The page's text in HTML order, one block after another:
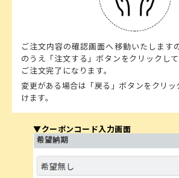
ご注文内容の確認画面へ移動いたします
のうえ「注文する」ボタンをクリックして
ご注文完了になります。
変更がある場合は「戻る」ボタンをクリ
けます。
▼クーポンコード入力画面